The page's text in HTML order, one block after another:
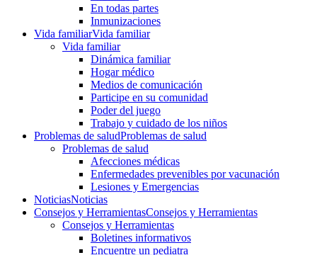
En todas partes
Inmunizaciones
Vida familiarVida familiar
Vida familiar
Dinámica familiar
Hogar médico
Medios de comunicación
Participe en su comunidad
Poder del juego
Trabajo y cuidado de los niños
Problemas de saludProblemas de salud
Problemas de salud
Afecciones médicas
Enfermedades prevenibles por vacunación
Lesiones y Emergencias
NoticiasNoticias
Consejos y HerramientasConsejos y Herramientas
Consejos y Herramientas
Boletines informativos
Encuentre un pediatra